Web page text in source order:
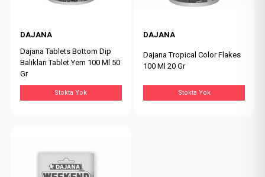
DAJANA
Dajana Tablets Bottom Dip
Balıkları Tablet Yem 100 Ml 50
Gr
Stokta Yok
DAJANA
Dajana Tropical Color Flakes
100 Ml 20 Gr
Stokta Yok